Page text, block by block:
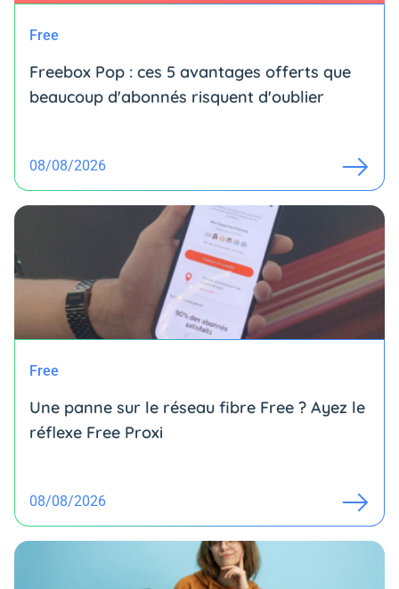
Free
Freebox Pop : ces 5 avantages offerts que
beaucoup d'abonnés risquent d'oublier
08/08/2026
Free
Une panne sur le réseau fibre Free ? Ayez le
réflexe Free Proxi
08/08/2026